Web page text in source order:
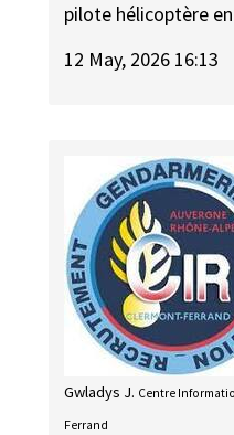
pilote hélicoptère
12 May, 2026 16:13
Gwladys J. Centre
Ferrand